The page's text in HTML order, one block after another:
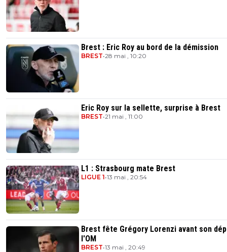
Brest : Eric Roy au bord de la démission
BREST•28 mai , 10:20
Eric Roy sur la sellette, surprise à Brest
BREST•21 mai , 11:00
L1 : Strasbourg mate Brest
LIGUE 1•13 mai , 20:54
Brest fête Grégory Lorenzi avant son
l'OM
BREST•13 mai , 20:49